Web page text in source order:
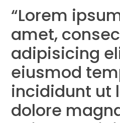
“Lorem
amet,
adipisicing
eiusmod
incididunt ut
dolore